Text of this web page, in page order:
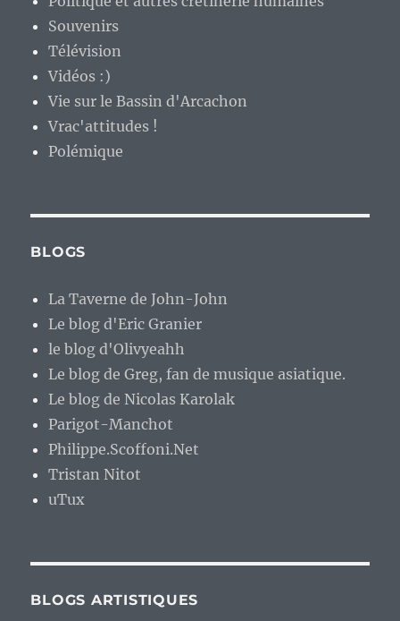
Souvenirs
Télévision
Vidéos :)
Vie sur le Bassin d'Arcachon
Vrac'attitudes !
Polémique
BLOGS
La Taverne de John-John
Le blog d'Eric Granier
le blog d'Olivyeahh
Le blog de Greg, fan de musique asiatique.
Le blog de Nicolas Karolak
Parigot-Manchot
Philippe.Scoffoni.Net
Tristan Nitot
uTux
BLOGS ARTISTIQUES